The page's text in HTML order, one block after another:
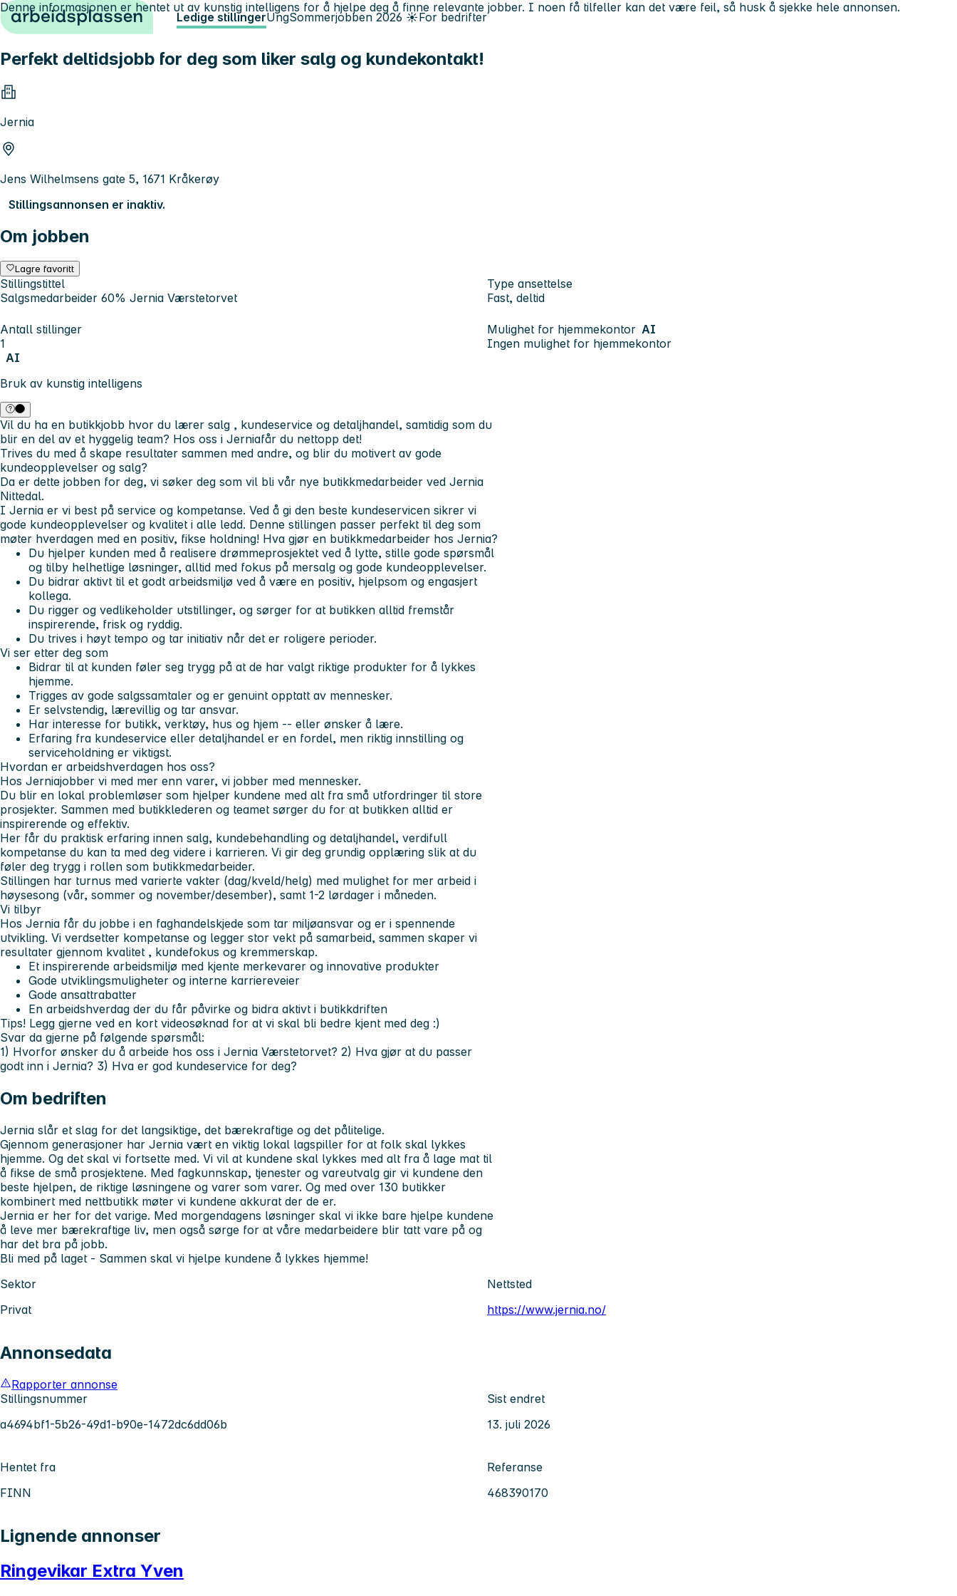
Hopp til innhold Ledige stillingerUngSommerjobben 2026 ☀️For bedrifter
Perfekt deltidsjobb for deg som liker salg og kundekontakt!
Jernia
Jens Wilhelmsens gate 5, 1671 Kråkerøy
Stillingsannonsen er inaktiv.
Om jobben
Lagre favoritt
Stillingstittel
Salgsmedarbeider 60% Jernia Værstetorvet
Type ansettelse
Fast, deltid
Antall stillinger
1
Mulighet for hjemmekontor AI
Ingen mulighet for hjemmekontor
AI
Bruk av kunstig intelligens
Denne informasjonen er hentet ut av kunstig intelligens for å hjelpe deg å finne relevante jobber. I noen få tilfeller kan det være feil, så husk å sjekke hele annonsen.
Vil du ha en butikkjobb hvor du lærer salg , kundeservice og detaljhandel, samtidig som du
blir en del av et hyggelig team? Hos oss i Jerniafår du nettopp det!
Trives du med å skape resultater sammen med andre, og blir du motivert av gode
kundeopplevelser og salg?
Da er dette jobben for deg, vi søker deg som vil bli vår nye butikkmedarbeider ved Jernia
Nittedal.
I Jernia er vi best på service og kompetanse. Ved å gi den beste kundeservicen sikrer vi
gode kundeopplevelser og kvalitet i alle ledd. Denne stillingen passer perfekt til deg som
møter hverdagen med en positiv, fikse holdning! Hva gjør en butikkmedarbeider hos Jernia?
Du hjelper kunden med å realisere drømmeprosjektet ved å lytte, stille gode spørsmål
og tilby helhetlige løsninger, alltid med fokus på mersalg og gode kundeopplevelser.
Du bidrar aktivt til et godt arbeidsmiljø ved å være en positiv, hjelpsom og engasjert
kollega.
Du rigger og vedlikeholder utstillinger, og sørger for at butikken alltid fremstår
inspirerende, frisk og ryddig.
Du trives i høyt tempo og tar initiativ når det er roligere perioder.
Vi ser etter deg som
Bidrar til at kunden føler seg trygg på at de har valgt riktige produkter for å lykkes
hjemme.
Trigges av gode salgssamtaler og er genuint opptatt av mennesker.
Er selvstendig, lærevillig og tar ansvar.
Har interesse for butikk, verktøy, hus og hjem -- eller ønsker å lære.
Erfaring fra kundeservice eller detaljhandel er en fordel, men riktig innstilling og
serviceholdning er viktigst.
Hvordan er arbeidshverdagen hos oss?
Hos Jerniajobber vi med mer enn varer, vi jobber med mennesker.
Du blir en lokal problemløser som hjelper kundene med alt fra små utfordringer til store
prosjekter. Sammen med butikklederen og teamet sørger du for at butikken alltid er
inspirerende og effektiv.
Her får du praktisk erfaring innen salg, kundebehandling og detaljhandel, verdifull
kompetanse du kan ta med deg videre i karrieren. Vi gir deg grundig opplæring slik at du
føler deg trygg i rollen som butikkmedarbeider.
Stillingen har turnus med varierte vakter (dag/kveld/helg) med mulighet for mer arbeid i
høysesong (vår, sommer og november/desember), samt 1-2 lørdager i måneden.
Vi tilbyr
Hos Jernia får du jobbe i en faghandelskjede som tar miljøansvar og er i spennende
utvikling. Vi verdsetter kompetanse og legger stor vekt på samarbeid, sammen skaper vi
resultater gjennom kvalitet , kundefokus og kremmerskap.
Et inspirerende arbeidsmiljø med kjente merkevarer og innovative produkter
Gode utviklingsmuligheter og interne karriereveier
Gode ansattrabatter
En arbeidshverdag der du får påvirke og bidra aktivt i butikkdriften
Tips! Legg gjerne ved en kort videosøknad for at vi skal bli bedre kjent med deg :)
Svar da gjerne på følgende spørsmål:
1) Hvorfor ønsker du å arbeide hos oss i Jernia Værstetorvet? 2) Hva gjør at du passer
godt inn i Jernia? 3) Hva er god kundeservice for deg?
Om bedriften
Jernia slår et slag for det langsiktige, det bærekraftige og det pålitelige.
Gjennom generasjoner har Jernia vært en viktig lokal lagspiller for at folk skal lykkes
hjemme. Og det skal vi fortsette med. Vi vil at kundene skal lykkes med alt fra å lage mat til
å fikse de små prosjektene. Med fagkunnskap, tjenester og vareutvalg gir vi kundene den
beste hjelpen, de riktige løsningene og varer som varer. Og med over 130 butikker
kombinert med nettbutikk møter vi kundene akkurat der de er.
Jernia er her for det varige. Med morgendagens løsninger skal vi ikke bare hjelpe kundene
å leve mer bærekraftige liv, men også sørge for at våre medarbeidere blir tatt vare på og
har det bra på jobb.
Bli med på laget - Sammen skal vi hjelpe kundene å lykkes hjemme!
Sektor
Privat
Nettsted
https://www.jernia.no/
Annonsedata
Rapporter annonse
Stillingsnummer
a4694bf1-5b26-49d1-b90e-1472dc6dd06b
Sist endret
13. juli 2026
Hentet fra
FINN
Referanse
468390170
Lignende annonser
Ringevikar Extra Yven